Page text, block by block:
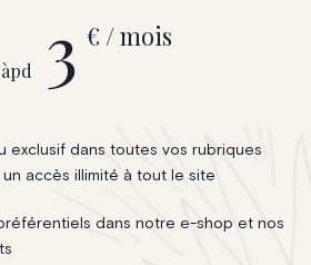
àpd 3 € / mois
exclusif dans toutes vos rubriques
accès illimité à tout le site
dans notre e-shop et nos